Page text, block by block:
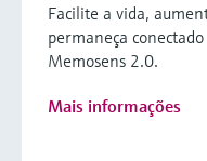
Facilite a vida,
permaneça
Memosens 2.0.
Mais informações